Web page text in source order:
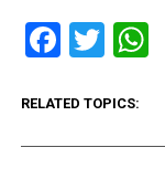
RELATED TOPICS: